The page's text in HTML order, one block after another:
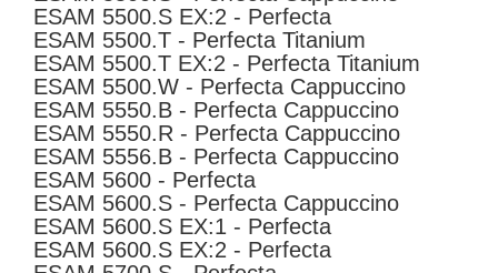
ESAM 5500.S EX:2 - Perfecta
ESAM 5500.T - Perfecta Titanium
ESAM 5500.T EX:2 - Perfecta Titanium
ESAM 5500.W - Perfecta Cappuccino
ESAM 5550.B - Perfecta Cappuccino
ESAM 5550.R - Perfecta Cappuccino
ESAM 5556.B - Perfecta Cappuccino
ESAM 5600 - Perfecta
ESAM 5600.S - Perfecta Cappuccino
ESAM 5600.S EX:1 - Perfecta
ESAM 5600.S EX:2 - Perfecta